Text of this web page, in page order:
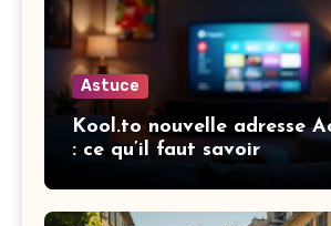
Astuce
Kool.to nouvelle adresse
: ce qu’il faut savoir